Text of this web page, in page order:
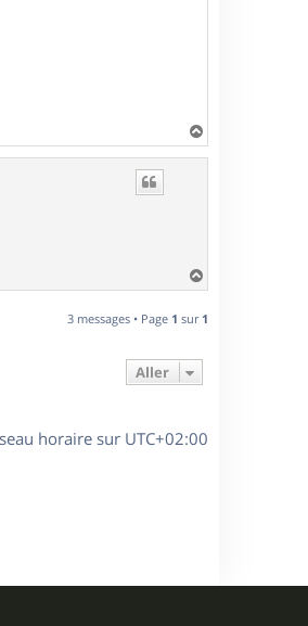
a
a
t
3 messages • Page 1 sur 1
Aller
horaire sur UTC+02:00